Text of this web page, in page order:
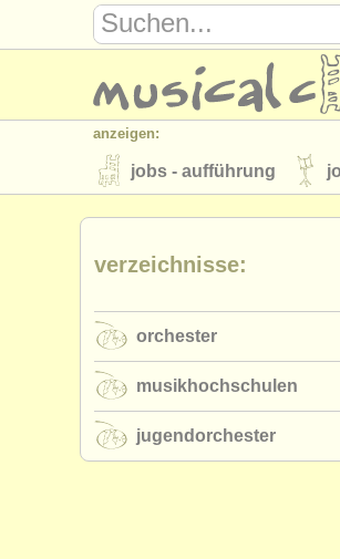
anzeigen:
jobs - aufführung
instrumentenverkauf
verzeichnisse:
musicalchairs:
verlage:
anzeige veröffentlichen
verzeichnisse:
orchester
musikhochschulen
jugendorchester